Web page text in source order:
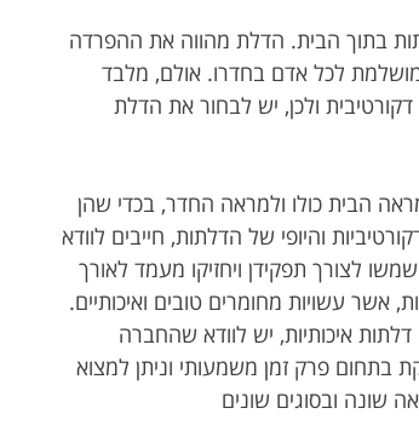
בתוך הבית. הדלת מהווה את ההפרדה
לכל אדם בחדרו. אולם, מלבד
ולכן, יש לבחור את הדלת
הבית כולו ולמראה החדר, בכדי שהן
והיופי של הדלתות, חייבים לוודא
לצורך תפקידן ויחזיקו מעמד לאורך
אשר עשויות מחומרים טובים ואיכותיים.
איכותיות, יש לוודא שהחברה
בתחום פרק זמן משמעותי וניתן למצוא
שונה ובסוגים שונים